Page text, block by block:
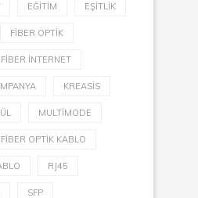
EĞITIM EŞITLIK
FIBER OPTIK
FIBER İNTERNET
KREASIS
MULTIMODE
OPTIK KABLO
RJ45
SFP